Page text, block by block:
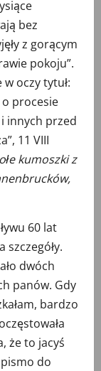
bez
z gorącym
pokoju”.
w oczy tytuł:
procesie
innych przed
11 VIII
kumoszki z
60 lat
szczegóły.
dwóch
panów. Gdy
bardzo
że to jacyś
do